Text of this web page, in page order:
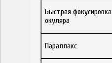
Быстрая фокусировка
окуляра
Параллакс